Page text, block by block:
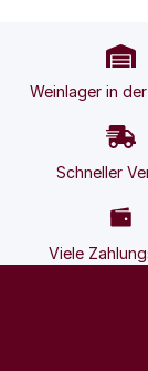
Weinlager in
Schneller
Viele